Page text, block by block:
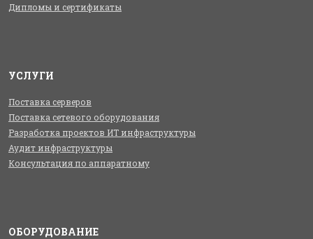
Дипломы и сертификаты
УСЛУГИ
Поставка серверов
Поставка сетевого оборудования
Разработка проектов ИТ инфраструктуры
Аудит инфраструктуры
Консультация по аппаратному
ОБОРУДОВАНИЕ